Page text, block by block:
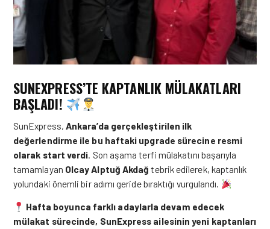
SUNEXPRESS’TE KAPTANLIK MÜLAKATLARI
BAŞLADI!
SunExpress, Ankara’da gerçekleştirilen ilk
değerlendirme ile bu haftaki upgrade sürecine resmi
olarak start verdi. Son aşama terfi mülakatını başarıyla
tamamlayan Olcay Alptuğ Akdağ tebrik edilerek, kaptanlık
yolundaki önemli bir adımı geride bıraktığı vurgulandı.
Hafta boyunca farklı adaylarla devam edecek
mülakat sürecinde, SunExpress ailesinin yeni kaptanları